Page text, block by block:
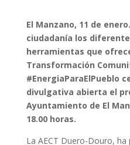
El Manzano, 11 de
ciudadanía los
herramientas que
Transformación
#EnergiaParaElPueblo
divulgativa abierta el
Ayuntamiento de El
18.00 horas.
La AECT Duero-Douro,